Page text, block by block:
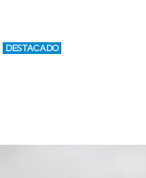
DESTACADO